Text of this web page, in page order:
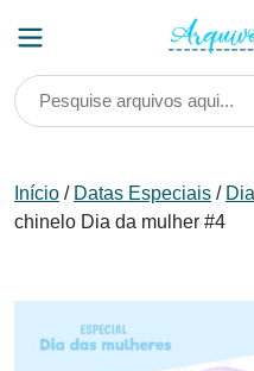
Início / Datas Especiais /
chinelo Dia da mulher #4